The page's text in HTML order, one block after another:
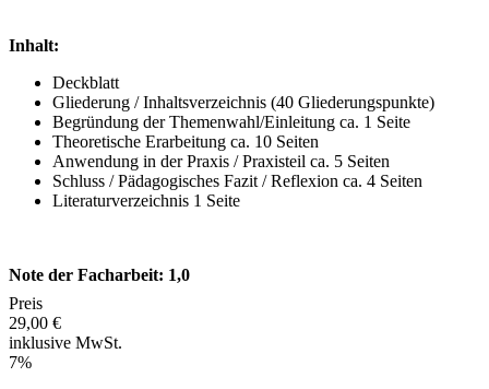
Inhalt:
Deckblatt
Gliederung / Inhaltsverzeichnis (40 Gliederungspunkte)
Begründung der Themenwahl/Einleitung ca. 1 Seite
Theoretische Erarbeitung ca. 10 Seiten
Anwendung in der Praxis / Praxisteil ca. 5 Seiten
Schluss / Pädagogisches Fazit / Reflexion ca. 4 Seiten
Literaturverzeichnis 1 Seite
Note der Facharbeit: 1,0
Preis
29,00 €
inklusive MwSt.
7%